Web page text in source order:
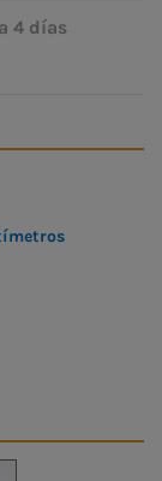
4 días